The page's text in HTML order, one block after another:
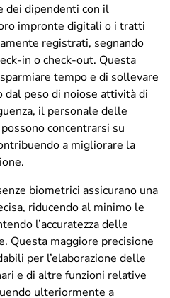
dei dipendenti con il
impronte digitali o i tratti
registrati, segnando
in o check-out. Questa
tempo e di sollevare
peso di noiose attività di
il personale delle
concentrarsi su
a migliorare la
biometrici assicurano una
riducendo al minimo le
l’accuratezza delle
Questa maggiore precisione
per l’elaborazione delle
e di altre funzioni relative
ulteriormente a